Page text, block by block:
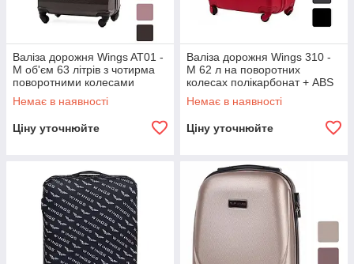
Валіза дорожня Wings AT01 -
M об'єм 63 літрів з чотирма
поворотними колесами
B_1421
Немає в наявності
Ціну уточнюйте
Валіза дорожня Wings 310 -
М 62 л на поворотних
колесах полікарбонат + ABS
+ кодовий замок B_1608
Немає в наявності
Ціну уточнюйте